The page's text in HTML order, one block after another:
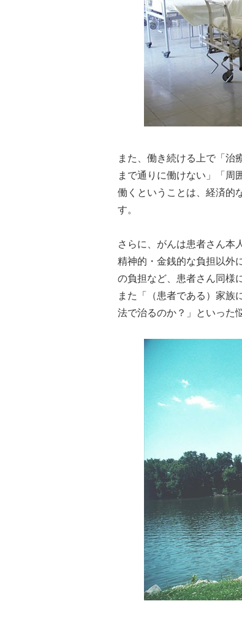
また、働き続ける上で「治
まで通りに働けない」「周
働くということは、経済的
す。
さらに、がんは患者さん本
精神的・金銭的な負担以外
の負担など、患者さん同様
また「（患者である）家族
法で治るのか？」といった